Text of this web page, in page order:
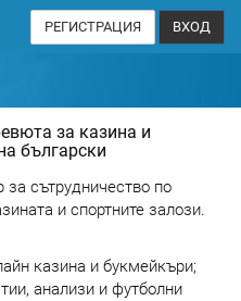
РЕГИСТРАЦИЯ ВХОД
за казина и
български
сътрудничество по
и спортните залози.
казина и букмейкъри;
анализи и футболни